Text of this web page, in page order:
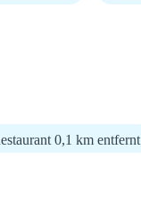
0,1 km entfernt